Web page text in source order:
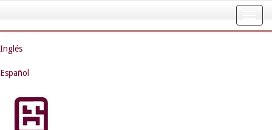
navigation
Inglés
Español